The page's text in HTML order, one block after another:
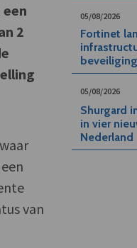
2
van
05/08/2026
Fortinet
beveiliging
05/08/2026
Shurgard
in vier
Nederland